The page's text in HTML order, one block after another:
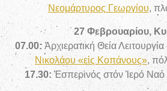
Νεομάρτυρος Γεωργίου,
27 Φεβρουαρίου,
07.00:Ἀρχιερατική Θεία Λειτουργία
Νικολάου «εἰς Κοπάνους»,
17.30: Ἑσπερινός στόν Ἱερό